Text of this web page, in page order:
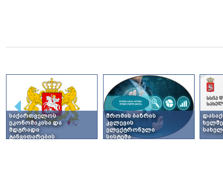
ᲡᲐᲥᲐᲠᲗᲕᲔᲚᲝᲡ
ᲔᲙᲝᲜᲝᲛᲘᲙᲘᲡᲐ ᲓᲐ
ᲛᲓᲒᲠᲐᲓᲘ
ᲒᲐᲜᲕᲘᲗᲐᲠᲔᲑᲘᲡ
ᲨᲠᲝᲛᲘᲡ ᲑᲐᲖᲠᲘᲡ
ᲙᲕᲚᲔᲕᲘᲡ
ᲔᲚᲔᲥᲢᲠᲝᲜᲣᲚᲘ
ᲡᲘᲡᲢᲔᲛᲐ